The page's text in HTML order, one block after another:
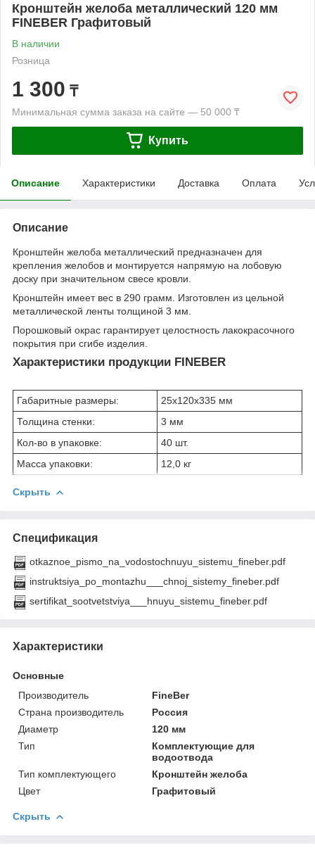
Кронштейн желоба металлический 120 мм
FINEBER Графитовый
В наличии
Розница
1 300 ₸
Минимальная сумма заказа на сайте — 50 000 ₸
Купить
Описание Характеристики Доставка Оплата
Описание
Кронштейн желоба металлический предназначен для
крепления желобов и монтируется напрямую на лобовую
доску при значительном свесе кровли.
Кронштейн имеет вес в 290 грамм. Изготовлен из цельной
металлической ленты толщиной 3 мм.
Порошковый окрас гарантирует целостность лакокрасочного
покрытия при сгибе изделия.
Характеристики продукции FINEBER
Габаритные размеры:
25x120x335 мм
Толщина стенки:
3 мм
Кол-во в упаковке:
40 шт.
Масса упаковки:
12,0 кг
Скрыть
Спецификация
otkaznoe_pismo_na_vodostochnuyu_sistemu_fineber.pdf
instruktsiya_po_montazhu___chnoj_sistemy_fineber.pdf
sertifikat_sootvetstviya___hnuyu_sistemu_fineber.pdf
Характеристики
Основные
Производитель
FineBer
Страна производитель
Россия
Диаметр
120 мм
Тип
Комплектующие для
водоотвода
Тип комплектующего
Кронштейн желоба
Цвет
Графитовый
Скрыть